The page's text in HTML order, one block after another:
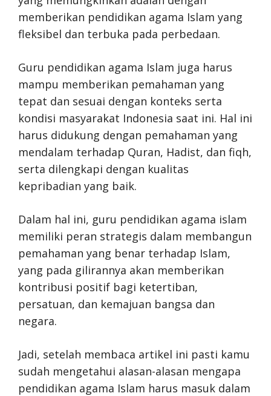
memberikan pendidikan agama Islam yang
fleksibel dan terbuka pada perbedaan.
Guru pendidikan agama Islam juga harus
mampu memberikan pemahaman yang
tepat dan sesuai dengan konteks serta
kondisi masyarakat Indonesia saat ini. Hal ini
harus didukung dengan pemahaman yang
mendalam terhadap Quran, Hadist, dan fiqh,
serta dilengkapi dengan kualitas
kepribadian yang baik.
Dalam hal ini, guru pendidikan agama islam
memiliki peran strategis dalam membangun
pemahaman yang benar terhadap Islam,
yang pada gilirannya akan memberikan
kontribusi positif bagi ketertiban,
persatuan, dan kemajuan bangsa dan
negara.
Jadi, setelah membaca artikel ini pasti kamu
sudah mengetahui alasan-alasan mengapa
pendidikan agama Islam harus masuk dalam